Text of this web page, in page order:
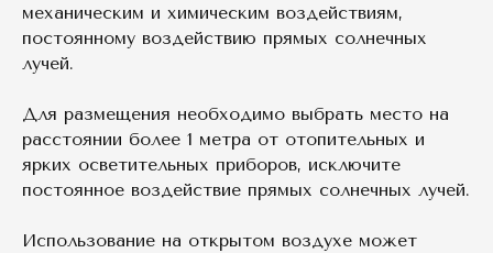
механическим и химическим воздействиям,
постоянному воздействию прямых солнечных
лучей.
Для размещения необходимо выбрать место на
расстоянии более 1 метра от отопительных и
ярких осветительных приборов, исключите
постоянное воздействие прямых солнечных лучей.
Использование на открытом воздухе может